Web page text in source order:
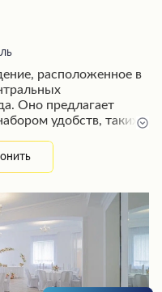
расположенное в
Оно предлагает
удобств, таких
разнообразные
приемом и
Гости рекомендуют
пребывания в